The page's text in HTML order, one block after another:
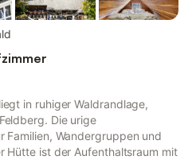
in ruhiger Waldrandlage,
Die urige
Wandergruppen und
Hütte ist der Aufenthaltsraum mit